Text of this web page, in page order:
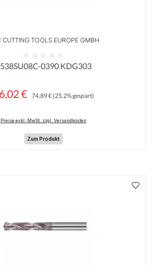
CUTTING TOOLS EUROPE GMBH
Bewertung von 0 von 5 Sternen
0390 KDG303
€ 74,89 €(25.2% gespart)
Preise exkl. MwSt. zzgl. Versandkosten
Zum Produkt